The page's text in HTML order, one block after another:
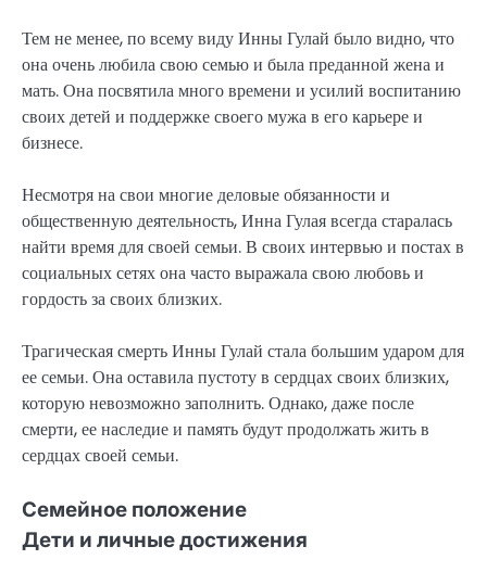
Тем не менее, по всему виду Инны Гулай было видно, что
она очень любила свою семью и была преданной жена и
мать. Она посвятила много времени и усилий воспитанию
своих детей и поддержке своего мужа в его карьере и
бизнесе.
Несмотря на свои многие деловые обязанности и
общественную деятельность, Инна Гулая всегда старалась
найти время для своей семьи. В своих интервью и постах в
социальных сетях она часто выражала свою любовь и
гордость за своих близких.
Трагическая смерть Инны Гулай стала большим ударом для
ее семьи. Она оставила пустоту в сердцах своих близких,
которую невозможно заполнить. Однако, даже после
смерти, ее наследие и память будут продолжать жить в
сердцах своей семьи.
Семейное положение
Дети и личные достижения